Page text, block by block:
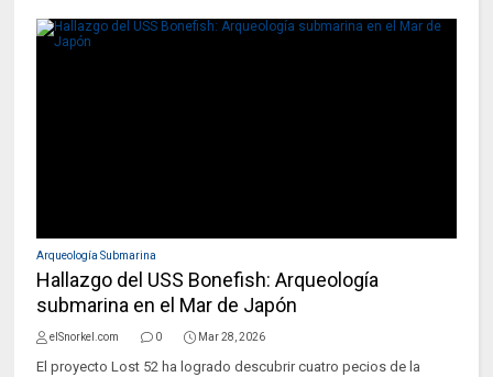
Arqueología Submarina
Hallazgo del USS Bonefish: Arqueología
submarina en el Mar de Japón
elSnorkel.com 0 Mar 28, 2026
El proyecto Lost 52 ha logrado descubrir cuatro pecios de la